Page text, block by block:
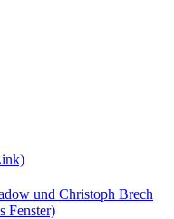
und Christoph Brech
Fenster)